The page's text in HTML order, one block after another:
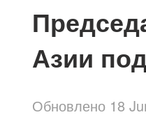
Азии
Обновлено 18